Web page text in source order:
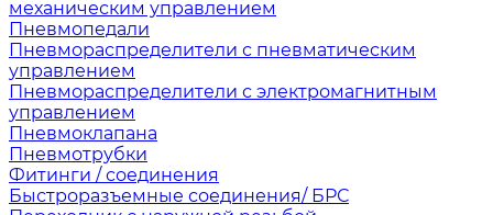
механическим управлением
Пневмопедали
Пневмораспределители с пневматическим
управлением
Пневмораспределители с электромагнитным
управлением
Пневмоклапана
Пневмотрубки
Фитинги / соединения
Быстроразъемные соединения/ БРС